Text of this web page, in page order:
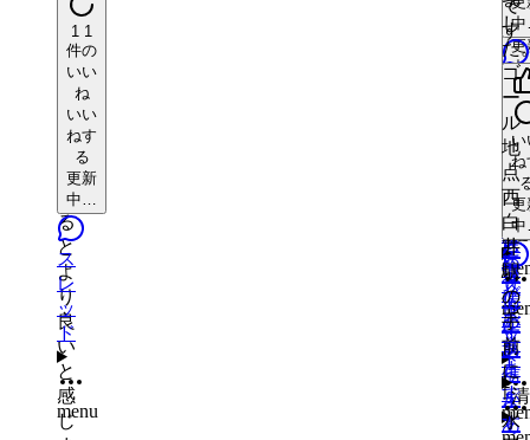
信
が
あ
り
ま
す
に
返
信
が
あ
り
ま
す
ッ
ド
ス
レ
ッ
ド
に
返
信
が
あ
り
ま
す
ス
レ
ッ
ド
ス
レ
ッ
ド
に
返
信
が
あ
り
ま
す
る
考
察
や
提
案
が
あ
る
と
よ
り
良
い
と
感
じ
ス
レ
ッ
ド
ス
レ
ッ
ド
に
返
信
が
あ
り
ま
す
い
ね
更
ス
レ
ッ
ド
更
ス
レ
ッ
ド
ス
レ
ッ
ド
に
返
信
が
あ
ス
レ
ッ
ド
で
す
い
ね
更
ス
レ
ッ
ド
し
た
ゴ
ー
ル
地
点
西
白
井
駅
の
手
前
に
｢清
水
1 1
件の
いい
ね
いい
ねす
る
更新
中…
ス
レ
ッ
ド
menu